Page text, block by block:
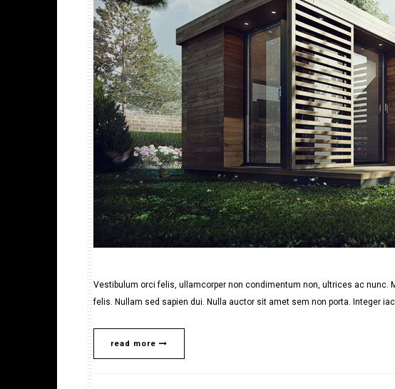
Vestibulum orci felis, ullamcorper non condimentum non, ultrices ac nunc.
felis. Nullam sed sapien dui. Nulla auctor sit amet sem non porta. Integer
read more